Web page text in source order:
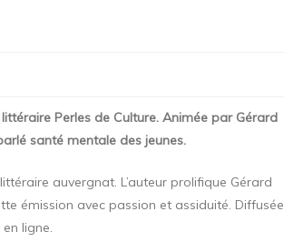
Perles de Culture. Animée par Gérard
santé mentale des jeunes.
auvergnat. L’auteur prolifique Gérard
émission avec passion et assiduité. Diffusée
ligne.